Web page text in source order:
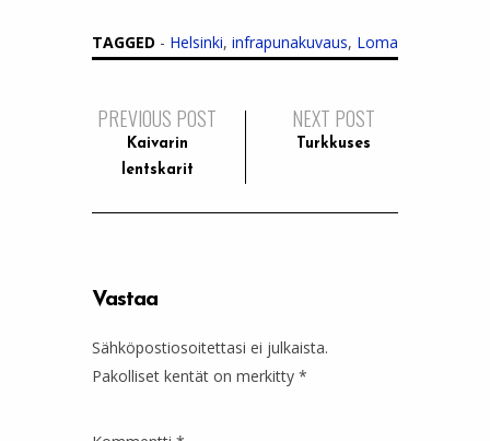
TAGGED - Helsinki, infrapunakuvaus, Loma
PREVIOUS POST
Kaivarin
lentskarit
NEXT POST
Turkkuses
Vastaa
Sähköpostiosoitettasi ei julkaista.
Pakolliset kentät on merkitty *